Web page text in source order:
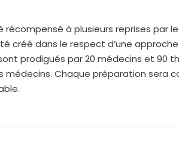
récompensé à plusieurs reprises par
créé dans le respect d’une
prodigués par 20 médecins et 90
médecins. Chaque préparation sera